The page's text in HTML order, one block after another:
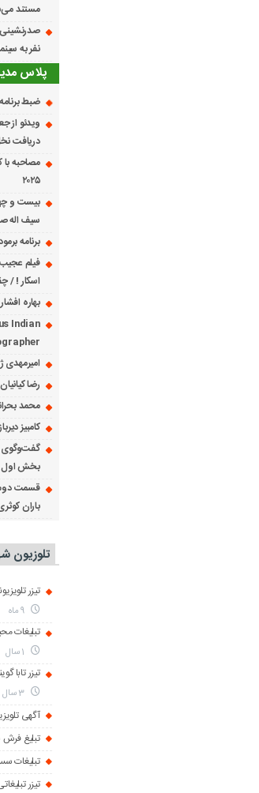
مستند
نفر به
پلاس
ضبط
ویدئو از
دریافت
مصاحبه با
۲۰۲۵
بیست و
سیف اله
برنامه برمودا دوشنبه ۲۸
فیلم عجیب
اسکار ! /
بهاره
Indian
امیرمهدی
رضا کیانیان
محمد بحرانی در
کامبیز دیرباز در
گفت‌وگوی
بخش اول
قسمت دوم
باران
تلوزیون
تیزر
تبلیغات
تیزر تابا
آگهی
تبلیغ
تبلیغات
تیزر